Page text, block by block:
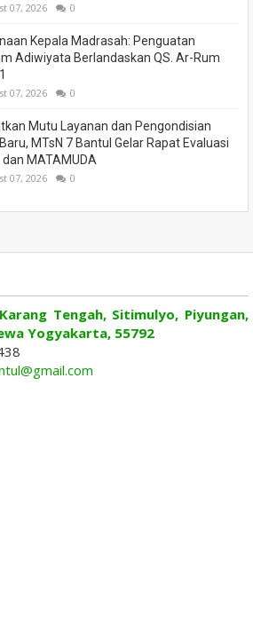
07, 2026 0
Kepala Madrasah: Penguatan
Adiwiyata Berlandaskan QS. Ar-Rum
07, 2026 0
Mutu Layanan dan Pengondisian
MTsN 7 Bantul Gelar Rapat Evaluasi
dan MATAMUDA
07, 2026 0
Tengah, Sitimulyo, Piyungan,
Yogyakarta, 55792